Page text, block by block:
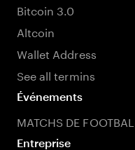
Bitcoin 3.0
Altcoin
Wallet Address
See all termins
Événements
MATCHS DE
Entreprise